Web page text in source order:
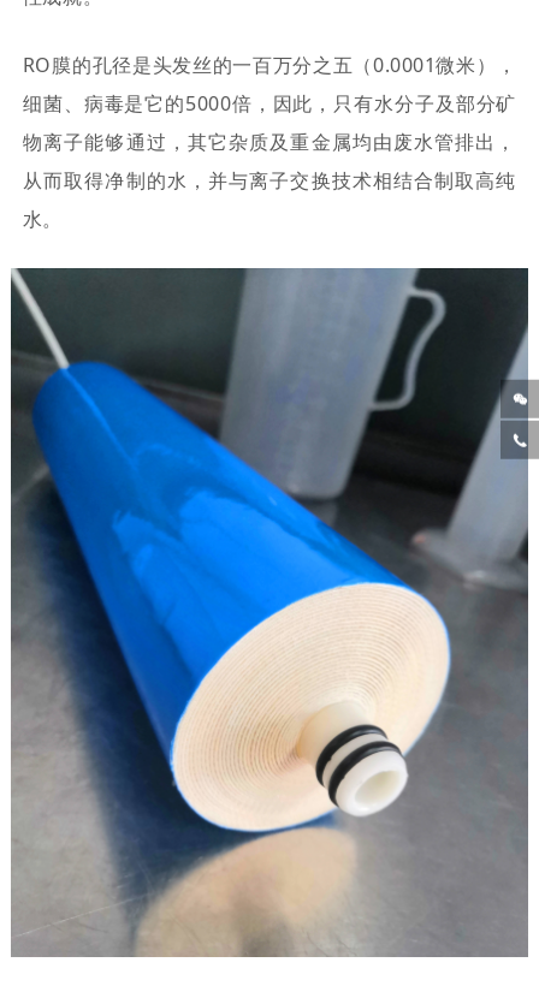
RO膜的孔径是头发丝的一百万分之五（0.0001微米），
细菌、病毒是它的5000倍，因此，只有水分子及部分矿
物离子能够通过，其它杂质及重金属均由废水管排出，
从而取得净制的水，并与离子交换技术相结合制取高纯
水。

